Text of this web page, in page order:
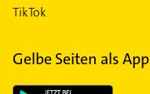
TikTok
Gelbe Seiten als App